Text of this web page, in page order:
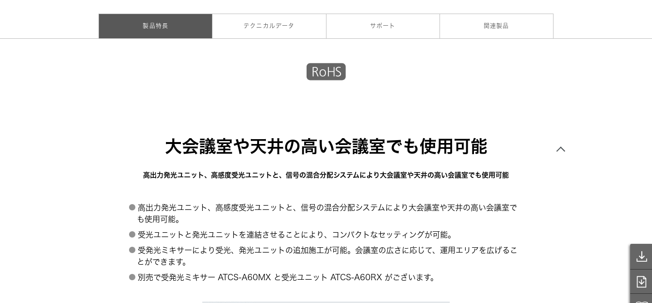
製品特長 テクニカルデータ サポート 関連製品
大会議室や天井の高い会議室でも使用可能
高出力発光ユニット、高感度受光ユニットと、信号の混合分配システムにより大会議室や天井の高い会議室でも使用可能
高出力発光ユニット、高感度受光ユニットと、信号の混合分配システムにより大会議室や天井の高い会議室で
も使用可能。
受光ユニットと発光ユニットを連結させることにより、コンパクトなセッティングが可能。
受発光ミキサーにより受光、発光ユニットの追加施工が可能。会議室の広さに応じて、運用エリアを広げるこ
とができます。
別売で受発光ミキサー ATCS-A60MX と受光ユニット ATCS-A60RX がございます。